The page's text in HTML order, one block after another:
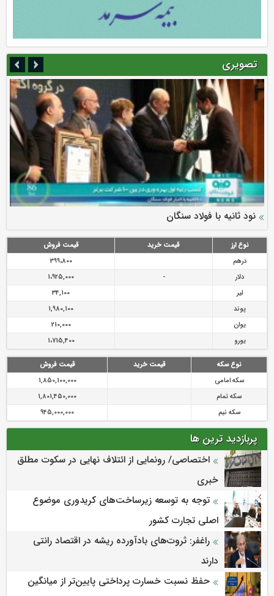
تصویری
ارزش سهام عدالت بالا رفت
سرمایه بیمه کوثر به ۴ همت می‌رسد
نود ثانیه با فولاد سنگان
تقدیر دبیرکل سندیکای بیمه گران ایران از اقدامات مدیرعامل بیمه
رازی
توصیه های رئیس پلیس فتا به مشتریان بانک ها در مورد
پیشگیری از سرقت های مجازی
نوع ارز قیمت خرید
قیمت فروش
درهم
399،800
دلار
-
1،925,000
لیر
34,100
پوند
1,980,100
یوان
210,000
یورو
1،715,400
نوع سکه قیمت خرید
قیمت فروش
سکه امامی
1,850,100,000
سکه تمام
1,801,450,000
سکه نیم
945,000,000
پربازدید ترین ها
اختصاصی/ رونمایی از ائتلاف‌ نهایی در سکوت مطلق
خبری
توجه به توسعه زیرساخت‌های کریدوری موضوع
اصلی تجارت کشور
راغفر: ثروت‌های بادآورده ریشه در اقتصاد رانتی
دارند
حفظ نسبت خسارت پرداختی پایین‌تر از میانگین